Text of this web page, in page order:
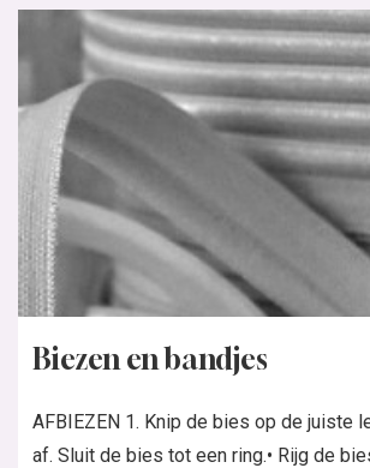
Biezen en bandjes
AFBIEZEN 1. Knip de bies op de juiste
af. Sluit de bies tot een ring.• Rijg de